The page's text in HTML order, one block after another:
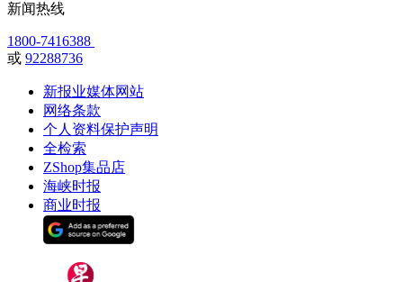
新闻热线
1800-7416388
或 92288736
新报业媒体网站
网络条款
个人资料保护声明
全检索
ZShop集品店
海峡时报
商业时报